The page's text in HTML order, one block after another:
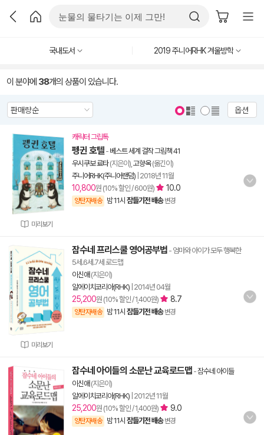
국내도서 2019 주니어RHK 겨울방학
이 분야에 38개의 상품이 있습니다.
옵션
미리보기
캐릭터 그립톡
펭귄 호텔 - 베스트 세계 걸작 그림책 41
우시쿠보 료타(지은이), 고향옥(옮긴이)
주니어RHK(주니어랜덤) 2018년 11월
10,800원 (10% 할인 / 600원) 10.0
양탄자배송 밤 11시 잠들기전 배송 변경
미리보기
잠수네 프리스쿨 영어공부법 - 엄마와 아이가 모두 행복한
5세.6세.7세 로드맵
이신애 (지은이)
알에이치코리아(RHK) 2014년 04월
25,200원 (10% 할인 / 1,400원) 8.7
양탄자배송 밤 11시 잠들기전 배송 변경
잠수네 아이들의 소문난 교육로드맵 -잠수네 아이들
이신애 (지은이)
알에이치코리아(RHK) 2012년 11월
25,200원 (10% 할인 / 1,400원) 9.0
양탄자배송 밤 11시 잠들기전 배송 변경